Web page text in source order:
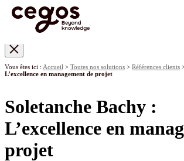
Vous êtes ici : Accueil > Toutes nos solutions > Références clients
L’excellence en management de projet
Soletanche Bachy :
L’excellence en
projet